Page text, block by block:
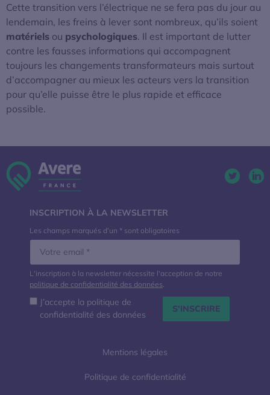
Cette transition vers l’électrique ne se fera pas du jour au
lendemain, les freins à lever sont nombreux, qu’ils soient
matériels ou psychologiques. Il est important de lutter
contre les fausses informations qui accompagnent
toujours les changements transformateurs mais surtout
d’accompagner au mieux les acteurs vers la transition
pour qu’elle puisse être le plus rapide et efficace
possible.
Mentions légales
Politique de confidentialité
INSCRIPTION À LA NEWSLETTER
Les champs marqués d’un * sont obligatoires
L'inscription à la newsletter nécessite l'acception de notre
politique de confidentialité des données
J’accepte la politique de
confidentialité des données *